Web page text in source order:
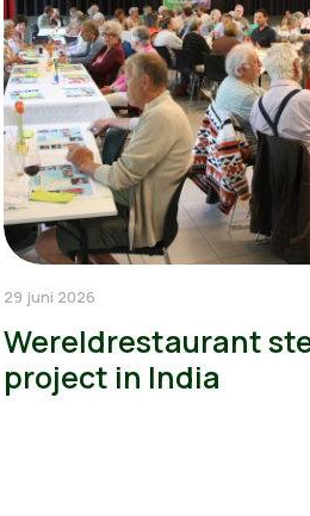
29 juni 2026
Wereldrestaurant
project in India